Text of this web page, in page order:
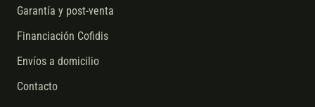
Garantía y post-venta
Financiación Cofidis
Envíos a domicilio
Contacto